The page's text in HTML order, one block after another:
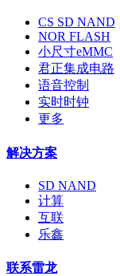
CS SD NAND
NOR FLASH
小尺寸eMMC
君正集成电路
语音控制
实时时钟
更多
解决方案
SD NAND
计算
互联
乐鑫
联系雷龙